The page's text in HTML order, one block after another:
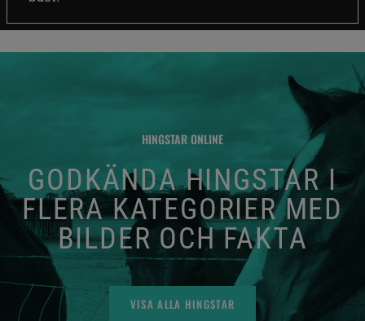
HINGSTAR ONLINE
GODKÄNDA HINGSTAR I
FLERA KATEGORIER MED
BILDER OCH FAKTA
VISA ALLA HINGSTAR